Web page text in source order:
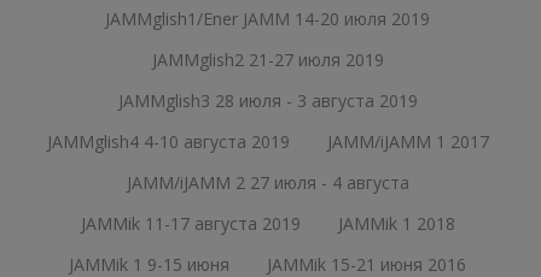
JAMMglish1/Ener JAMM 14-20 июля 2019
JAMMglish2 21-27 июля 2019
JAMMglish3 28 июля - 3 августа 2019
JAMMglish4 4-10 августа 2019
JAMM/iJAMM 1 2017
JAMM/iJAMM 2 27 июля - 4 августа
JAMMik 11-17 августа 2019
JAMMik 1 2018
JAMMik 1 9-15 июня
JAMMik 15-21 июня 2016